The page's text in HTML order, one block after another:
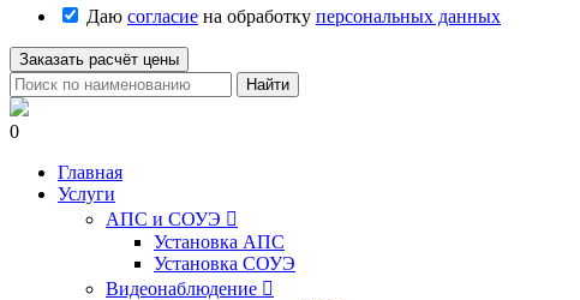
Даю согласие на обработку персональных данных
Заказать расчёт цены
Найти
0
Главная
Услуги
АПС и СОУЭ 
Установка АПС
Установка СОУЭ
Видеонаблюдение 